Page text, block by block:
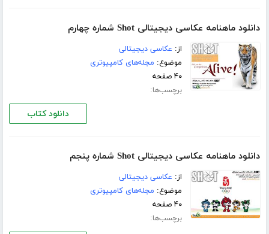
دانلود ماهنامه عکاسی دیجیتالی Shot شماره چهارم
از: عکاسی دیجیتالی
موضوع: مجله‌های کامپیوتری
۴۰ صفحه
برچسب‌ها:
دانلود کتاب
دانلود ماهنامه عکاسی دیجیتالی Shot شماره پنجم
از: عکاسی دیجیتالی
موضوع: مجله‌های کامپیوتری
۴۰ صفحه
برچسب‌ها: